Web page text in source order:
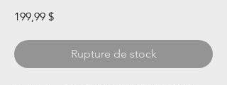
199,99 $Prix
Rupture de stock